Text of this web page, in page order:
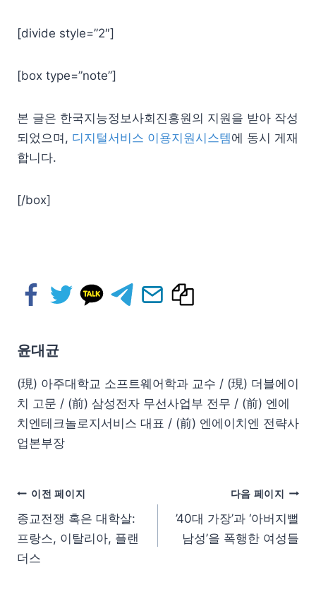
[divide style=”2″]
[box type=”note”]
본 글은 한국지능정보사회진흥원의 지원을 받아 작성
되었으며, 디지털서비스 이용지원시스템에 동시 게재
합니다.
[/box]
윤대균
(現) 아주대학교 소프트웨어학과 교수 / (現) 더블에이
치 고문 / (前) 삼성전자 무선사업부 전무 / (前) 엔에
치엔테크놀로지서비스 대표 / (前) 엔에이치엔 전략사
업본부장
이전 페이지
종교전쟁 혹은 대학살:
프랑스, 이탈리아, 플랜
더스
다음 페이지
’40대 가장’과 ‘아버지뻘
남성’을 폭행한 여성들